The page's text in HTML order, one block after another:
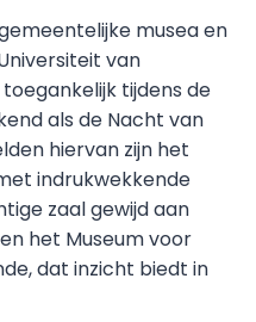
musea en
van
tijdens de
als de Nacht van
hiervan zijn het
indrukwekkende
zaal gewijd aan
het Museum voor
dat inzicht biedt in